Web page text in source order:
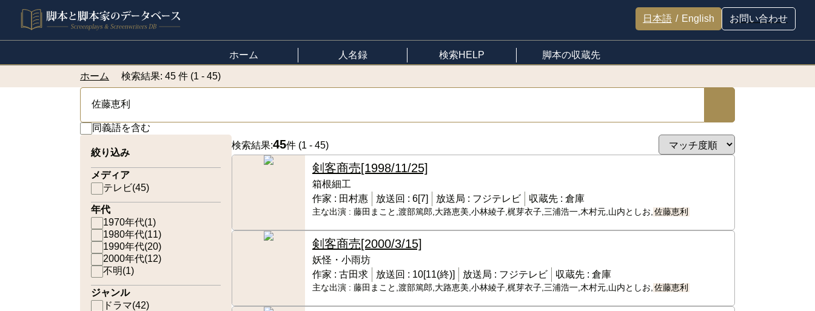
日本語 / English お問い合わせ
ホーム 人名録 検索HELP 脚本の収蔵先
ホーム 検索結果: 45 件 (1 - 45)
同義語を含む
絞り込み
メディア
テレビ(45)
年代
1970年代(1)
1980年代(11)
1990年代(20)
2000年代(12)
不明(1)
ジャンル
ドラマ(42)
検索結果:45件 (1 - 45)
剣客商売[1998/11/25]
箱根細工
作家 : 田村惠 放送回 : 6[7] 放送局 : フジテレビ 収蔵先 : 倉庫
主な出演 : 藤田まこと,渡部篤郎,大路恵美,小林綾子,梶芽衣子,三浦浩一,木村元,山内としお, 佐藤恵利
剣客商売[2000/3/15]
妖怪・小雨坊
作家 : 古田求 放送回 : 10[11(終)] 放送局 : フジテレビ 収蔵先 : 倉庫
主な出演 : 藤田まこと,渡部篤郎,大路恵美,小林綾子,梶芽衣子,三浦浩一,木村元,山内としお, 佐藤恵利